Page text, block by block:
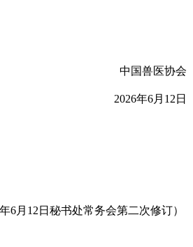
中国兽医协会
2026年6月12日
6月12日秘书处常务会第二次修订）